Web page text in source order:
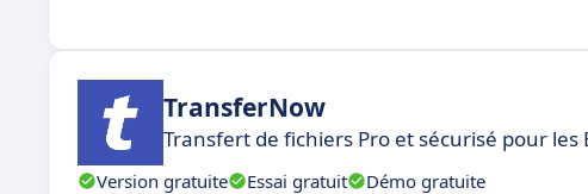
TransferNow
Transfert de fichiers Pro et sécurisé pour les
Version gratuite Essai gratuit Démo gratuite